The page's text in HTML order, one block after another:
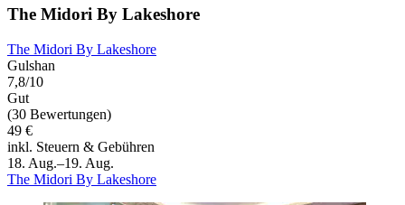
The Midori By Lakeshore
The Midori By Lakeshore
Gulshan
7,8/10
Gut
(30 Bewertungen)
49 €
inkl. Steuern & Gebühren
18. Aug.–19. Aug.
The Midori By Lakeshore